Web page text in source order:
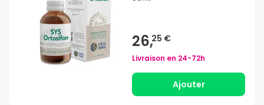
26,25 €
Livraison en 24-72h
Ajouter